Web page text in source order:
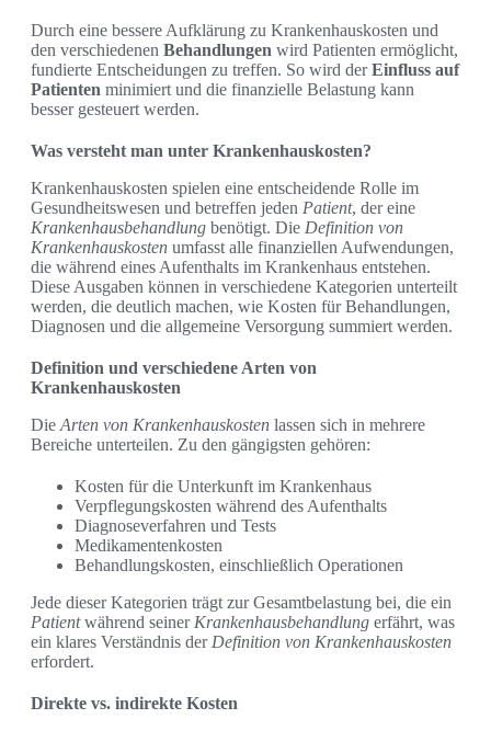
Durch eine bessere Aufklärung zu Krankenhauskosten und
den verschiedenen Behandlungen wird Patienten ermöglicht,
fundierte Entscheidungen zu treffen. So wird derEinfluss auf
Patienten minimiert und die finanzielle Belastung kann
besser gesteuert werden.
Was versteht man unter Krankenhauskosten?
Krankenhauskosten spielen eine entscheidende Rolle im
Gesundheitswesen und betreffen jeden Patient, der eine
Krankenhausbehandlung benötigt. Die Definition von
Krankenhauskosten umfasst alle finanziellen Aufwendungen,
die während eines Aufenthalts im Krankenhaus entstehen.
Diese Ausgaben können in verschiedene Kategorien unterteilt
werden, die deutlich machen, wie Kosten für Behandlungen,
Diagnosen und die allgemeine Versorgung summiert werden.
Definition und verschiedene Arten von
Krankenhauskosten
Die Arten von Krankenhauskosten lassen sich in mehrere
Bereiche unterteilen. Zu den gängigsten gehören:
Kosten für die Unterkunft im Krankenhaus
Verpflegungskosten während des Aufenthalts
Diagnoseverfahren und Tests
Medikamentenkosten
Behandlungskosten, einschließlich Operationen
Jede dieser Kategorien trägt zur Gesamtbelastung bei, die ein
Patientwährend seiner Krankenhausbehandlung erfährt, was
ein klares Verständnis der Definition von Krankenhauskosten
erfordert.
Direkte vs. indirekte Kosten